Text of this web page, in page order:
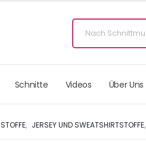
Schnitte Videos Über Uns
STOFFE, JERSEY UND SWEATSHIRTSTOFFE,